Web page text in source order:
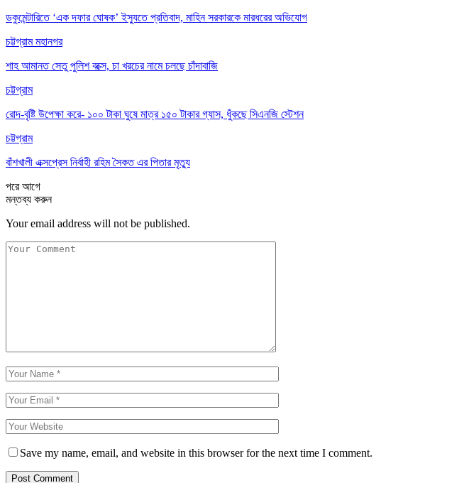
ডকুমেন্টারিতে ‘এক দফার ঘোষক’ ইস্যুতে প্রতিবাদ, মাহিন সরকারকে মারধরের অভিযোগ
চট্টগ্রাম মহানগর
শাহ আমানত সেতু পুলিশ বক্সে, চা খরচের নামে চলছে চাঁদাবাজি
চট্টগ্রাম
রোদ-বৃষ্টি উপেক্ষা করে- ১০০ টাকা ঘুষে মাত্র ১৫০ টাকার গ্যাস, ধুঁকছে সিএনজি স্টেশন
চট্টগ্রাম
বাঁশখালী এক্সপ্রেস নির্বাহী রহিম সৈকত এর পিতার মৃত্যু
পরেআগে
মন্তব্য করুন
Your email address will not be published.
Save my name, email, and website in this browser for the next time I comment.